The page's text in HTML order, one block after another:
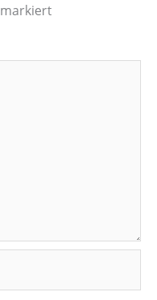
markiert